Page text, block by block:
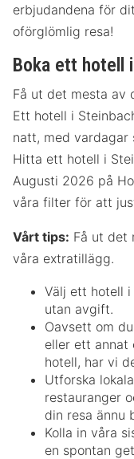
erbjudandena för
oförglömlig resa!
Boka ett hotell
Få ut det mesta av
Ett hotell i
natt, med vardagar
Hitta ett hotell i
Augusti 2026 på
våra filter för att
Vårt tips: Få ut det
våra extratillägg.
Välj ett hotell i
utan avgift.
Oavsett om
eller ett annat
hotell, har vi
Utforska
restauranger
din resa ännu
Kolla in våra
en spontan